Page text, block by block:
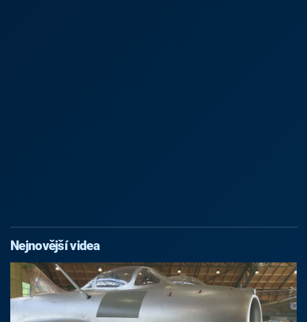
Nejnovější videa